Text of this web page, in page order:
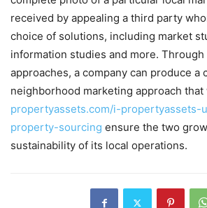
received by appealing a third party
choice of solutions, including market
information studies and more.
approaches, a company can produce a
neighborhood marketing approach that
propertyassets.com/i-propertyassets-
property-sourcing ensure the two
sustainability of its local operations.